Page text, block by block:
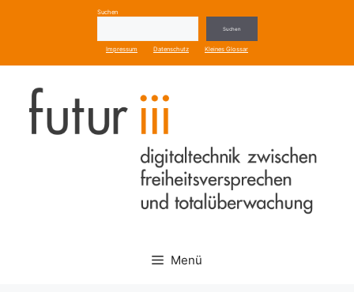
Suchen
Suchen
Impressum Datenschutz Kleines Glossar
Menü